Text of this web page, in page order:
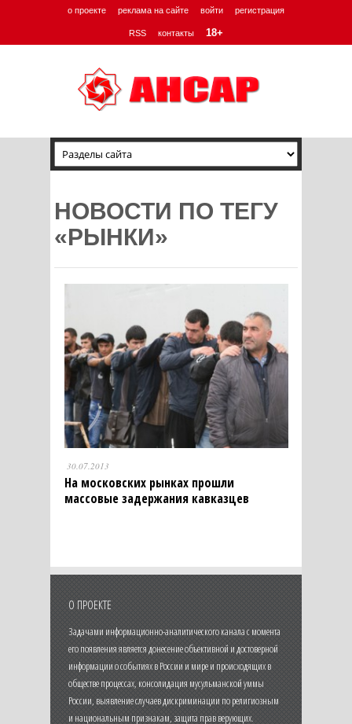
о проекте реклама на сайте войти регистрация
RSS контакты 18+
НОВОСТИ ПО ТЕГУ
«РЫНКИ»
30.07.2013
На московских рынках прошли
массовые задержания кавказцев
О ПРОЕКТЕ
Задачами информационно-аналитического канала с момента
его появления является донесение объективной и достоверной
информации о событиях в России и мире и происходящих в
обществе процессах, консолидация мусульманской уммы
России, выявление случаев дискриминации по религиозным
и национальным признакам, защита прав верующих.